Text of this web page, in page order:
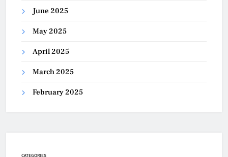
June 2025
May 2025
April 2025
March 2025
February 2025
CATEGORIES